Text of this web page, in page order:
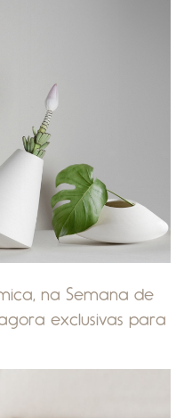
na Semana de
exclusivas para